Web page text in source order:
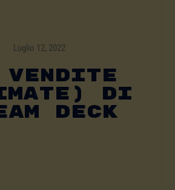
Luglio 12, 2022
Vendite
Di
Deck